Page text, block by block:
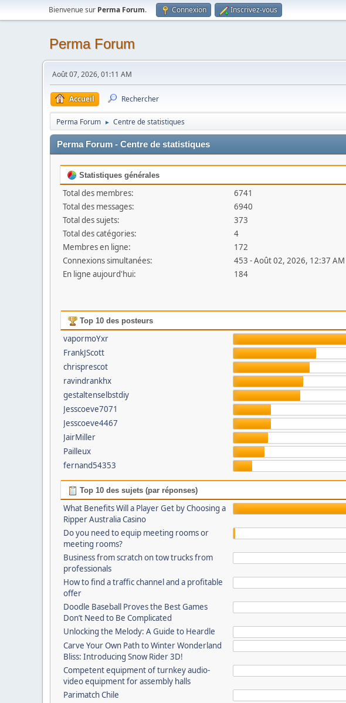
Bienvenue sur Perma Forum. Connexion Inscrivez-vous
Perma Forum
Août 07, 2026, 01:11 AM
Accueil Rechercher
Perma Forum ► Centre de statistiques
Perma Forum - Centre de statistiques
Statistiques générales
Total des membres:
6741
Total des messages:
6940
Total des sujets:
373
Total des catégories:
4
Membres en ligne:
172
Connexions simultanées:
453 - Août 02, 2026, 12:37 AM
En ligne aujourd'hui:
184
Top 10 des posteurs
vapormoYxr
FrankJScott
chrisprescot
ravindrankhx
gestaltenselbstdiy
Jesscoeve7071
Jesscoeve4467
JairMiller
Pailleux
fernand54353
Top 10 des sujets (par réponses)
What Benefits Will a Player Get by Choosing a
Ripper Australia Casino
Do you need to equip meeting rooms or
meeting rooms?
Business from scratch on tow trucks from
professionals
How to find a traffic channel and a profitable
offer
Doodle Baseball Proves the Best Games
Don’t Need to Be Complicated
Unlocking the Melody: A Guide to Heardle
Carve Your Own Path to Winter Wonderland
Bliss: Introducing Snow Rider 3D!
Competent equipment of turnkey audio-
video equipment for assembly halls
Parimatch Chile